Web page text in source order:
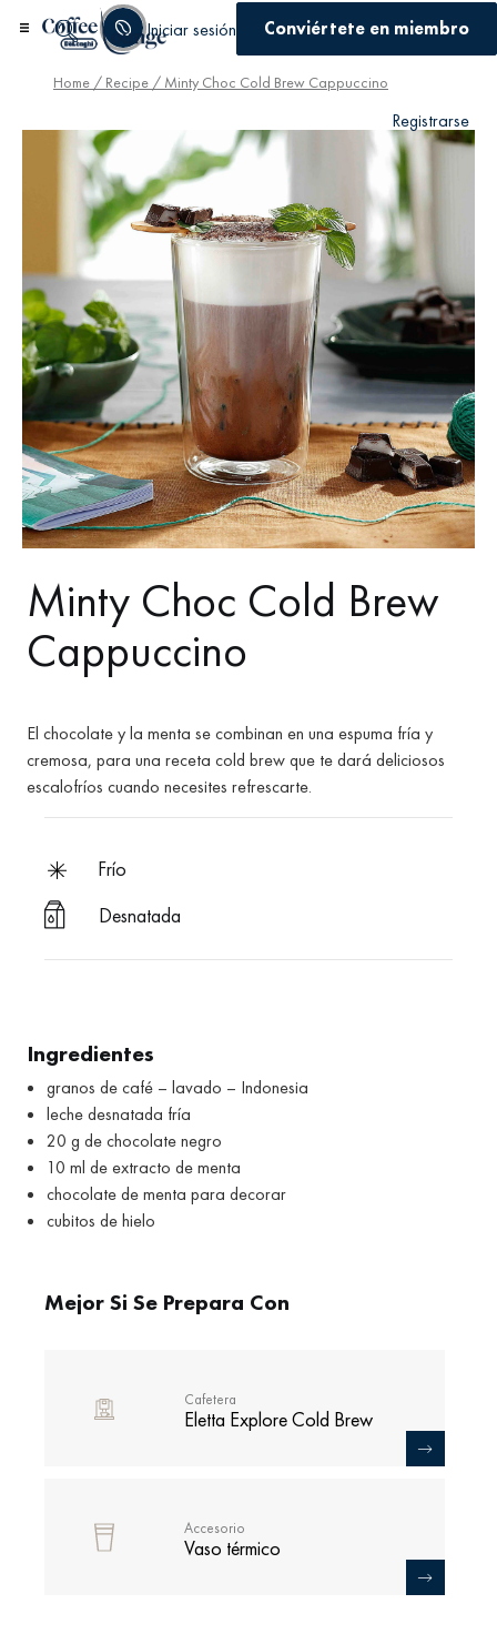
Iniciar sesión Conviértete en miembro
Registrarse
Home / Recipe / Minty Choc Cold Brew Cappuccino
Minty Choc Cold Brew
Cappuccino
El chocolate y la menta se combinan en una espuma fría y
cremosa, para una receta cold brew que te dará deliciosos
escalofríos cuando necesites refrescarte.
frío
Desnatada
Ingredientes
granos de café – lavado – Indonesia
leche desnatada fría
20 g de chocolate negro
10 ml de extracto de menta
chocolate de menta para decorar
cubitos de hielo
Mejor Si Se Prepara Con
Cafetera
Eletta Explore Cold Brew
Accesorio
Vaso térmico